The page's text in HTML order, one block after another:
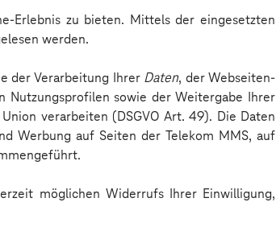
Erlebnis zu bieten. Mittels der eingesetzten
werden.
der Verarbeitung Ihrer Daten, der Webseiten-
Nutzungsprofilen sowie der Weitergabe Ihrer
verarbeiten (DSGVO Art. 49). Die Daten
Werbung auf Seiten der Telekom MMS, auf
möglichen Widerrufs Ihrer Einwilligung,
über Messenger